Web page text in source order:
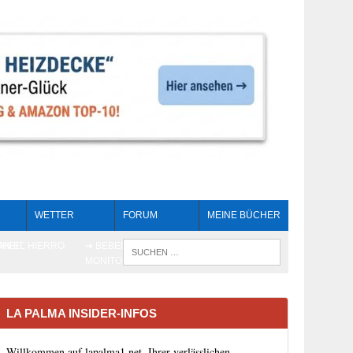
WETTER FORUM MEINE BÜCHER
LA PALMA INSIDER-INFOS